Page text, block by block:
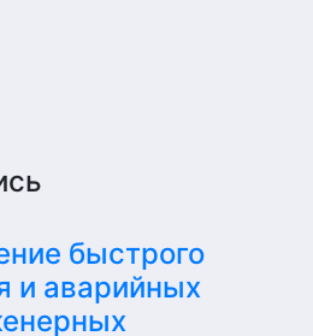
быстрого
и аварийных